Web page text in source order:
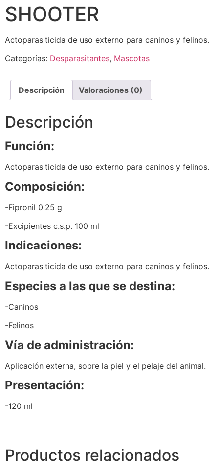
SHOOTER
Actoparasiticida de uso externo para caninos y felinos.
Categorías: Desparasitantes, Mascotas
Descripción Valoraciones (0)
Descripción
Función:
Actoparasiticida de uso externo para caninos y felinos.
Composición:
-Fipronil 0.25 g
-Excipientes c.s.p. 100 ml
Indicaciones:
Actoparasiticida de uso externo para caninos y felinos.
Especies a las que se destina:
-Caninos
-Felinos
Vía de administración:
Aplicación externa, sobre la piel y el pelaje del animal.
Presentación:
-120 ml
Productos relacionados